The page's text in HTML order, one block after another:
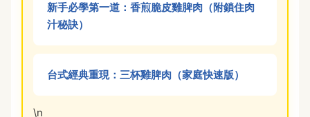
新手必學第一道：香煎脆皮雞脾肉（附鎖住肉
汁秘訣）
台式經典重現：三杯雞脾肉（家庭快速版）
\n